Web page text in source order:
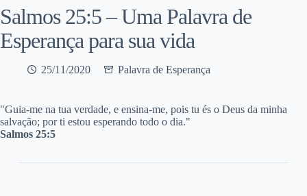
Salmos 25:5 – Uma Palavra de
Esperança para sua vida
25/11/2020 Palavra de Esperança
"Guia-me na tua verdade, e ensina-me, pois tu és o Deus da minha
salvação; por ti estou esperando todo o dia."
Salmos 25:5